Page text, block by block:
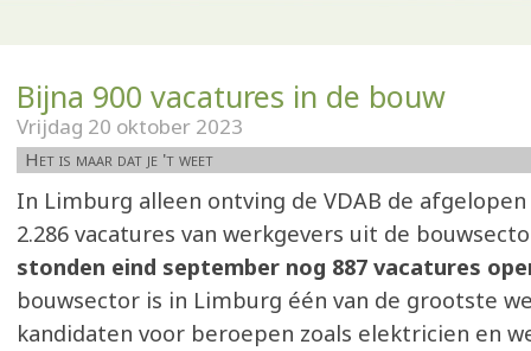
Bijna 900 vacatures in de bouw
Vrijdag 20 oktober 2023
Het is maar dat je 't weet
In Limburg alleen ontving de VDAB de afgelopen
2.286 vacatures van werkgevers uit de
stonden eind september nog 887 vacatures
bouwsector is in Limburg één van de grootste
kandidaten voor beroepen zoals elektricien en